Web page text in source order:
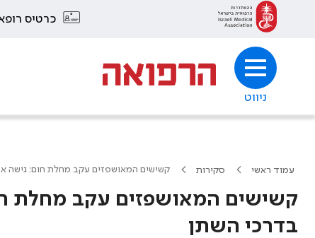
כרטיס
ניווט
עמוד ראשי סקירות קשישים המאושפזים עקב מחלת חום: גישה
קשישים המאושפזים עקב מחלת
בדרכי השתן